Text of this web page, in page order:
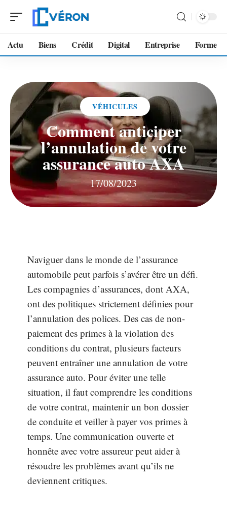
Actu Biens Crédit Digital Entreprise Forme
VÉHICULES
Comment anticiper
l’annulation de votre
assurance auto AXA
17/08/2023
Naviguer dans le monde de l’assurance
automobile peut parfois s’avérer être un défi.
Les compagnies d’assurances, dont AXA,
ont des politiques strictement définies pour
l’annulation des polices. Des cas de non-
paiement des primes à la violation des
conditions du contrat, plusieurs facteurs
peuvent entraîner une annulation de votre
assurance auto. Pour éviter une telle
situation, il faut comprendre les conditions
de votre contrat, maintenir un bon dossier
de conduite et veiller à payer vos primes à
temps. Une communication ouverte et
honnête avec votre assureur peut aider à
résoudre les problèmes avant qu’ils ne
deviennent critiques.